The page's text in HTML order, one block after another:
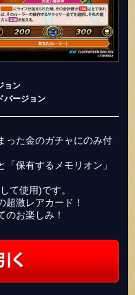
ョン
バージョン
った金のガチャにのみ付
保有するメモリオン」
て使用)です。
超激レアカード！
のお楽しみ！